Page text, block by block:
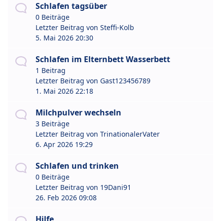
Schlafen tagsüber
0 Beiträge
Letzter Beitrag von Steffi-Kolb
5. Mai 2026 20:30
Schlafen im Elternbett Wasserbett
1 Beitrag
Letzter Beitrag von Gast123456789
1. Mai 2026 22:18
Milchpulver wechseln
3 Beiträge
Letzter Beitrag von TrinationalerVater
6. Apr 2026 19:29
Schlafen und trinken
0 Beiträge
Letzter Beitrag von 19Dani91
26. Feb 2026 09:08